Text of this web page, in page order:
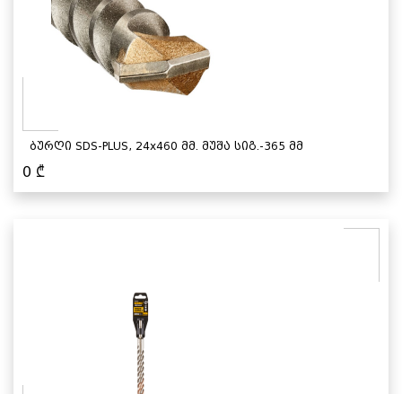
ბურღი SDS-PLUS, 24x460 მმ. მუშა სიგ.-365 მმ
0 ₾